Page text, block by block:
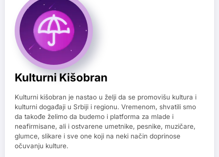
Kulturni Kišobran
Kulturni kišobran je nastao u želji da se promovišu kultura i
kulturni događaji u Srbiji i regionu. Vremenom, shvatili smo
da takođe želimo da budemo i platforma za mlade i
neafirmisane, ali i ostvarene umetnike, pesnike, muzičare,
glumce, slikare i sve one koji na neki način doprinose
očuvanju kulture.